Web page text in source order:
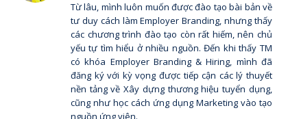
Từ lâu, mình luôn muốn được đào tạo bài bản về
tư duy cách làm Employer Branding, nhưng thấy
các chương trình đào tạo còn rất hiếm, nên chủ
yếu tự tìm hiểu ở nhiều nguồn. Đến khi thấy TM
có khóa Employer Branding & Hiring, mình đã
đăng ký với kỳ vọng được tiếp cận các lý thuyết
nền tảng về Xây dựng thương hiệu tuyển dụng,
cũng như học cách ứng dụng Marketing vào tạo
nguồn ứng viên.